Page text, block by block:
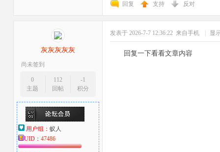
回复 支持 反对
灰灰灰灰灰
尚未签到
0
主题
112
回帖
-1
积分
用户组： 蚁人
UID： 47486
发表于 2026-7-7 12:36:22 来自手机 显
回复一下看看文章内容